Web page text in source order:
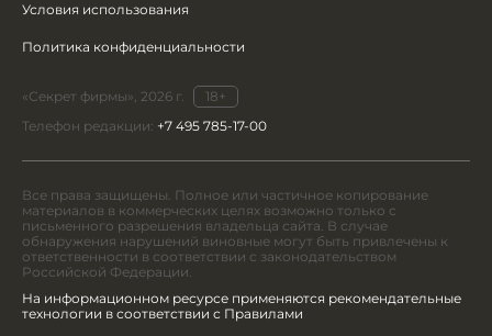
Условия использования
Политика конфиденциальности
«Секрет фирмы», 2026 г.
18+
Телефон редакции: +7 495 785-17-00
Все права защищены. Полное или частичное копирование
материалов в коммерческих целях возможно только с
письменного разрешения владельца сайта. В случае
обнаружения нарушений виновные могут быть привлечены к
ответственности в соответствии с законодательством
Российской Федерации.
На информационном ресурсе применяются рекомендательные
технологии в соответствии с Правилами